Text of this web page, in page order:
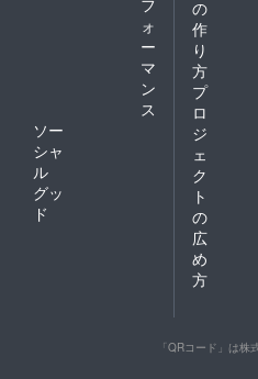
ォ
ー
マ
ン
ス
ソー
シャ
ル
グッ
ド
の
作
り
方
プ
ロ
ジ
ェ
ク
ト
の
広
め
方
「QRコード」は株